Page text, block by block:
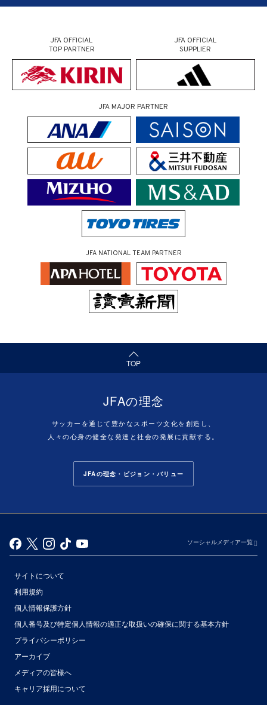
JFA OFFICIAL
TOP PARTNER
JFA OFFICIAL
SUPPLIER
JFA MAJOR PARTNER
JFA NATIONAL TEAM PARTNER
TOP
（ページの先頭へ）
JFAの理念
サッカーを通じて豊かなスポーツ文化を創造し、
人々の心身の健全な発達と社会の発展に貢献する。
JFAの理念・ビジョン・バリュー
ソーシャルメディア一覧
サイトについて
利用規約
個人情報保護方針
個人番号及び特定個人情報の適正な取扱いの確保に関する基本方針
プライバシーポリシー
アーカイブ
メディアの皆様へ
キャリア採用について